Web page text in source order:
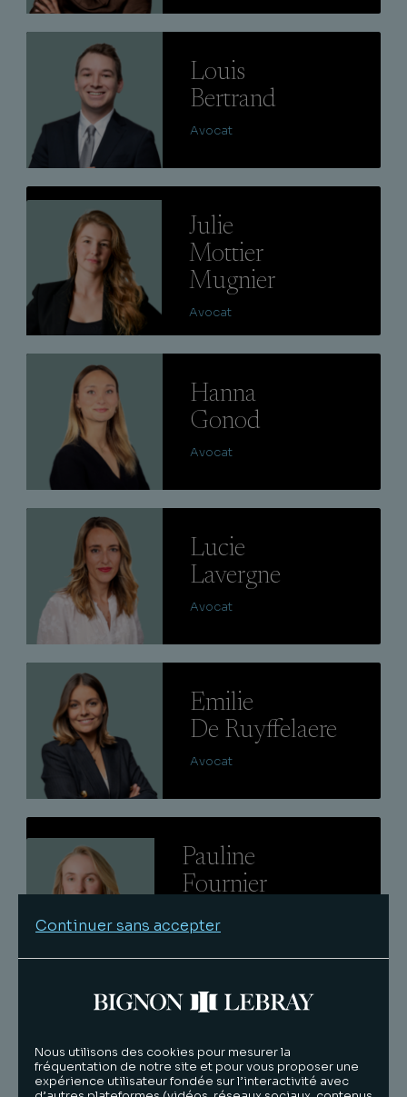
Louis
Bertrand
Avocat
Julie
Mottier
Mugnier
Avocat
Hanna
Gonod
Avocat
Lucie
Lavergne
Avocat
Emilie
De Ruyffelaere
Avocat
Pauline
Fournier
Delorme
Avocat
Continuer sans accepter
Nous utilisons des cookies pour mesurer la
fréquentation de notre site et pour vous proposer une
expérience utilisateur fondée sur l’interactivité avec